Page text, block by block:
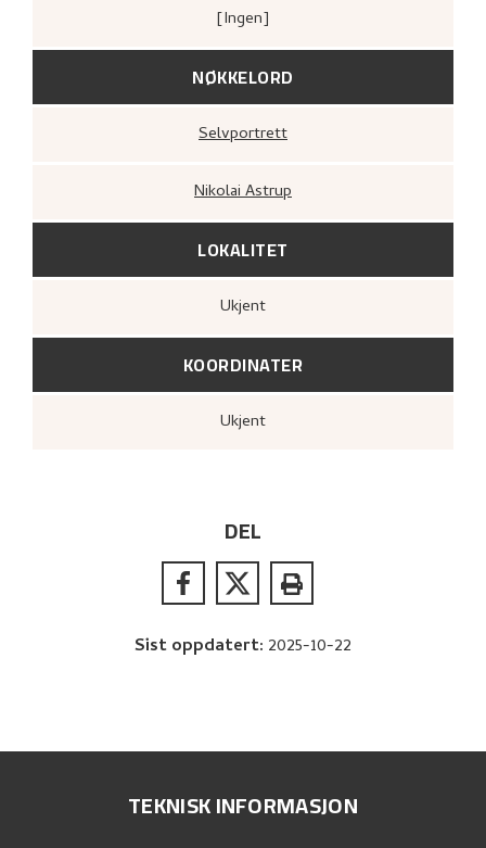
[ingen]
NØKKELORD
Selvportrett
Nikolai Astrup
LOKALITET
Ukjent
KOORDINATER
Ukjent
DEL
Sist oppdatert: 2025-10-22
TEKNISK INFORMASJON